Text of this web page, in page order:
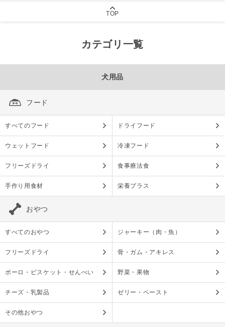
TOP
カテゴリ一覧
犬用品
フード
すべてのフード ドライフード
ウェットフード 冷凍フード
フリーズドライ 食事療法食
手作り用食材 栄養プラス
おやつ
すべてのおやつ ジャーキー（肉・魚）
フリーズドライ 骨・ガム・アキレス
ボーロ・ビスケット・せんべい 野菜・果物
チーズ・乳製品 ゼリー・ペースト
その他おやつ